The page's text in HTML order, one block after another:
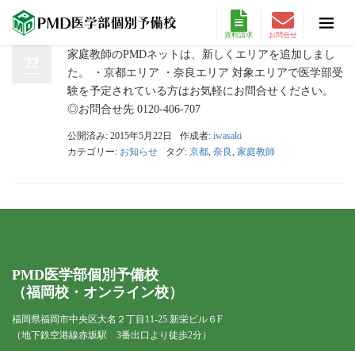
お問合せ
資料請求
家庭教師のPMDネットは、新しくエリアを追加しまし
た。 ・京都エリア ・奈良エリア 対象エリアで医学部受
験を予定されている方はお気軽にお問合せください。
◎お問合せ先 0120-406-707
公開済み: 2015年5月22日 作成者: iwasaki
カテゴリー: お知らせ タグ: 京都 奈良 家庭教師
PMD医学部個別予備校
（福岡校・オンライン校）
福岡県福岡市中央区大名２丁目11-25 新栄ビル６F
（地下鉄空港線赤坂駅 3番出口より徒歩2分）